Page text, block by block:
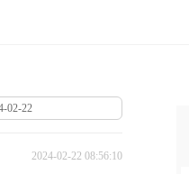
2024-02-22 08:56:10